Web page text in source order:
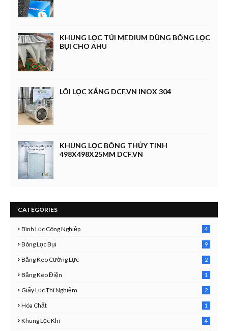
KHUNG LỌC TÚI MEDIUM DÙNG BÔNG LỌC
BỤI CHO AHU
LÕI LỌC XĂNG DCF.VN INOX 304
KHUNG LỌC BÔNG THỦY TINH
498X498X25MM DCF.VN
CATEGORIES
Bình Lọc Công Nghiệp
4
Bông Lọc Bụi 9
Băng Keo Cường Lực
2
Băng Keo Điện
1
Giấy Lọc Thí Nghiệm
2
Hóa Chất
1
Khung Lọc Khí
4